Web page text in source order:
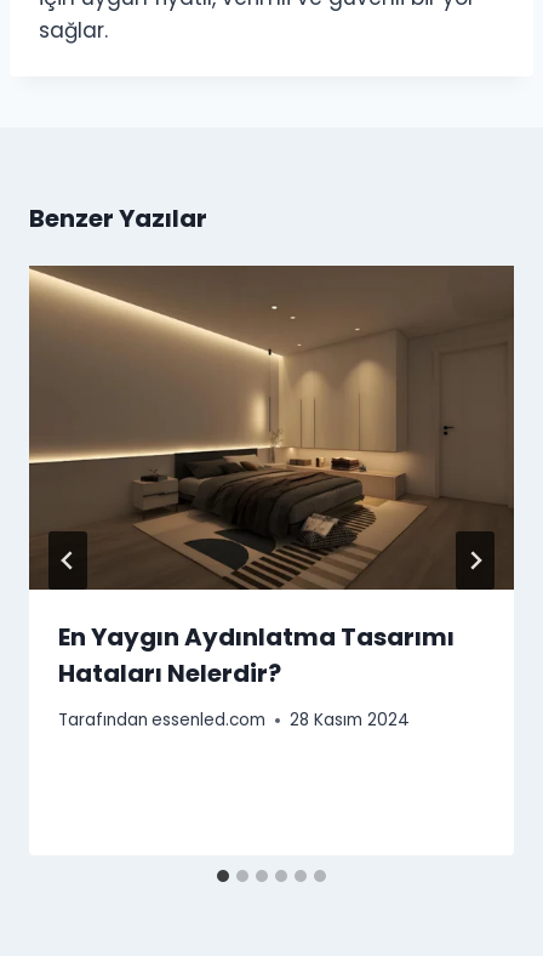
sağlar.
Benzer Yazılar
En Yaygın Aydınlatma Tasarımı
Hataları Nelerdir?
Tarafından essenled.com 28 Kasım 2024